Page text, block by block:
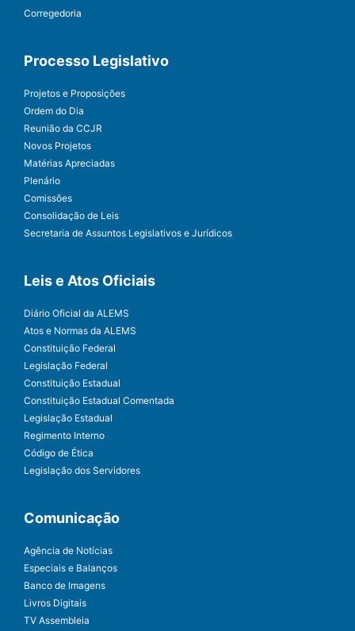
Corregedoria
Processo Legislativo
Projetos e Proposições
Ordem do Dia
Reunião da CCJR
Novos Projetos
Matérias Apreciadas
Plenário
Comissões
Consolidação de Leis
Secretaria de Assuntos Legislativos e Jurídicos
Leis e Atos Oficiais
Diário Oficial da ALEMS
Atos e Normas da ALEMS
Constituição Federal
Legislação Federal
Constituição Estadual
Constituição Estadual Comentada
Legislação Estadual
Regimento Interno
Código de Ética
Legislação dos Servidores
Comunicação
Agência de Notícias
Especiais e Balanços
Banco de Imagens
Livros Digitais
TV Assembleia